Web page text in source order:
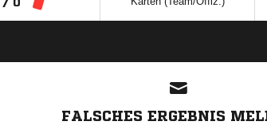
FALSCHES ERGEBNIS